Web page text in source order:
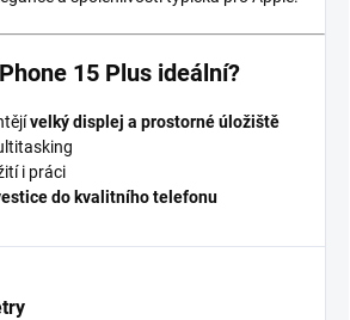
15 Plus ideální?
velký displej a prostorné úložiště
i práci
do kvalitního telefonu